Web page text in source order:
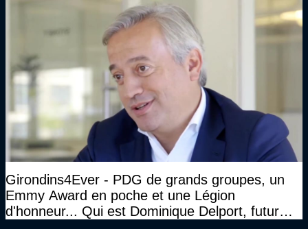
Girondins4Ever - PDG de grands groupes, un
Emmy Award en poche et une Légion
d'honneur... Qui est Dominique Delport, futur